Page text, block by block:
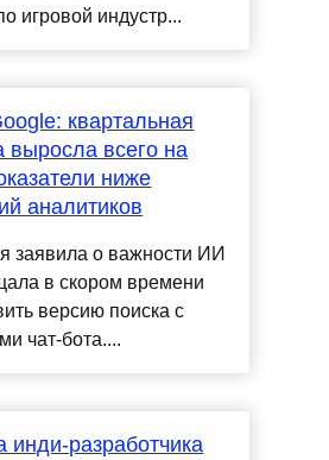
игровой индустр...
квартальная
выросла всего на
ниже
аналитиков
заявила о важности ИИ
в скором времени
версию поиска с
чат-бота....
инди-разработчика